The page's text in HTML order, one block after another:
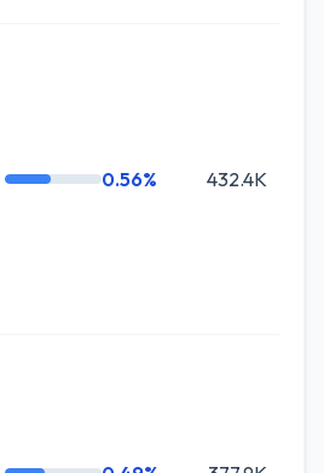
0.56% 432.4K